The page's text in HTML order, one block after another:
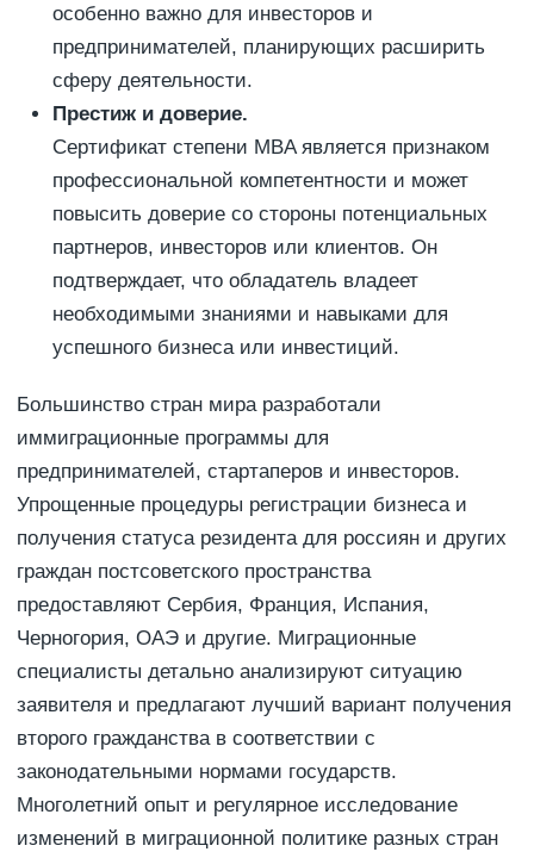
особенно важно для инвесторов и
предпринимателей, планирующих расширить
сферу деятельности.
Престиж и доверие.
Сертификат степени MBA является признаком
профессиональной компетентности и может
повысить доверие со стороны потенциальных
партнеров, инвесторов или клиентов. Он
подтверждает, что обладатель владеет
необходимыми знаниями и навыками для
успешного бизнеса или инвестиций.
Большинство стран мира разработали
иммиграционные программы для
предпринимателей, стартаперов и инвесторов.
Упрощенные процедуры регистрации бизнеса и
получения статуса резидента для россиян и других
граждан постсоветского пространства
предоставляют Сербия, Франция, Испания,
Черногория, ОАЭ и другие. Миграционные
специалисты детально анализируют ситуацию
заявителя и предлагают лучший вариант получения
второго гражданства в соответствии с
законодательными нормами государств.
Многолетний опыт и регулярное исследование
изменений в миграционной политике разных стран